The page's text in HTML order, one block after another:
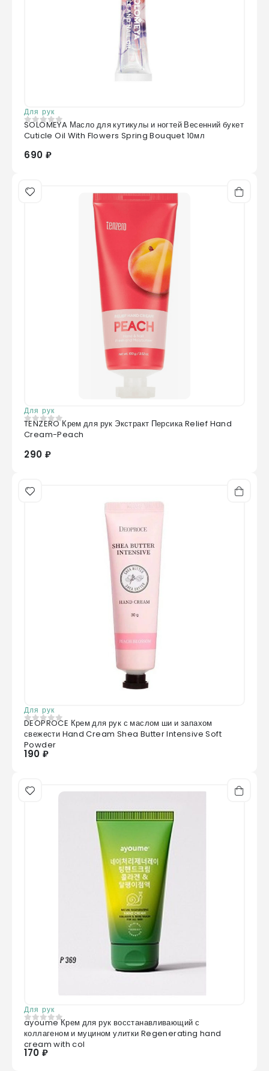
Для рук
0из 5
SOLOMEYA Масло для кутикулы и ногтей Весенний букет
Cuticle Oil With Flowers Spring Bouquet 10мл
690 ₽
Для рук
0из 5
TENZERO Крем для рук Экстракт Персика Relief Hand
Cream-Peach
290 ₽
Для рук
0 из 5
DEOPROCE Крем для рук с маслом ши и запахом
свежести Hand Cream Shea Butter Intensive Soft
Powder
190 ₽
Для рук
0из 5
ayoume Крем для рук восстанавливающий с
коллагеном и муцином улитки Regenerating hand
cream with col
170 ₽